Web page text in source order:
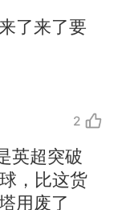
了来了要
2
英超突破
，比这货
用废了